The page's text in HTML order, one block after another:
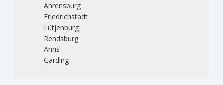
Ahrensburg
Friedrichstadt
Lütjenburg
Rendsburg
Arnis
Garding